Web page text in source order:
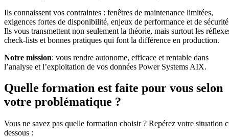
Ils connaissent vos contraintes : fenêtres de maintenance limitées,
exigences fortes de disponibilité, enjeux de performance et de
Ils vous transmettent non seulement la théorie, mais surtout les
check-lists et bonnes pratiques qui font la différence en production.
Notre mission: vous rendre autonome, efficace et rentable dans
l’analyse et l’exploitation de vos données Power Systems AIX.
Quelle formation est faite pour vous selon
votre problématique ?
Vous ne savez pas quelle formation choisir ? Repérez votre situation
dessous :